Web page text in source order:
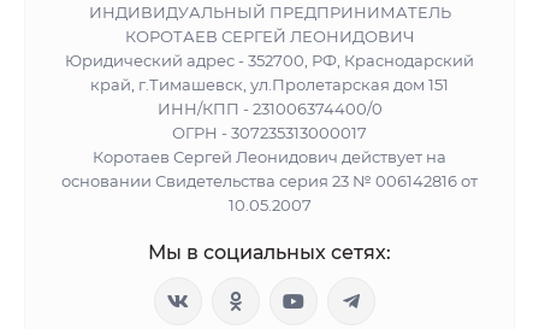
ИНДИВИДУАЛЬНЫЙ ПРЕДПРИНИМАТЕЛЬ
КОРОТАЕВ СЕРГЕЙ ЛЕОНИДОВИЧ
Юридический адрес - 352700, РФ, Краснодарский
край, г.Тимашевск, ул.Пролетарская дом 151
ИНН/КПП - 231006374400/0
ОГРН - 307235313000017
Коротаев Сергей Леонидович действует на
основании Свидетельства серия 23 № 006142816 от
10.05.2007
Мы в социальных сетях: